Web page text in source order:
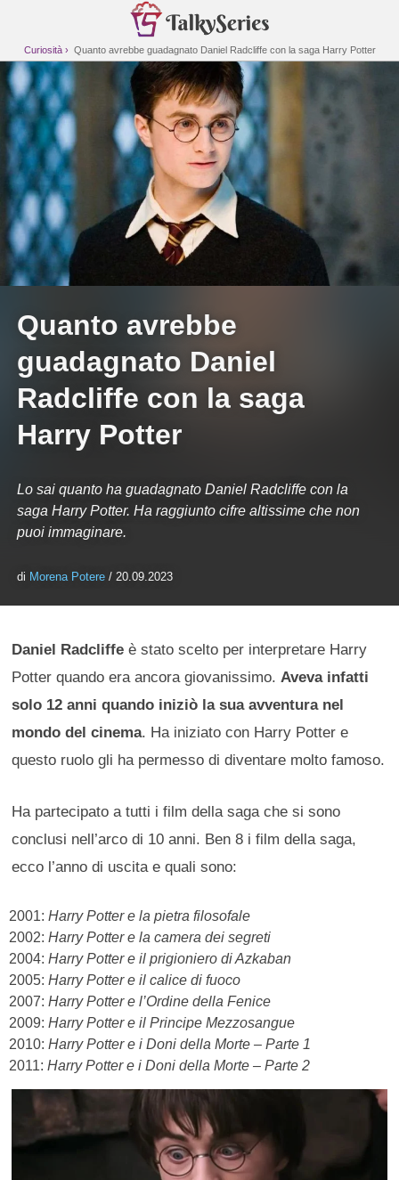
Curiosità Quanto avrebbe guadagnato Daniel Radcliffe con la saga Harry Potter
Quanto avrebbe
guadagnato Daniel
Radcliffe con la saga
Harry Potter
Lo sai quanto ha guadagnato Daniel Radcliffe con la
saga Harry Potter. Ha raggiunto cifre altissime che non
puoi immaginare.
di Morena Potere / 20.09.2023
Daniel Radcliffe è stato scelto per interpretare Harry
Potter quando era ancora giovanissimo. Aveva infatti
solo 12 anni quando iniziò la sua avventura nel
mondo del cinema. Ha iniziato con Harry Potter e
questo ruolo gli ha permesso di diventare molto famoso.
Ha partecipato a tutti i film della saga che si sono
conclusi nell’arco di 10 anni. Ben 8 i film della saga,
ecco l’anno di uscita e quali sono:
2001: Harry Potter e la pietra filosofale
2002: Harry Potter e la camera dei segreti
2004: Harry Potter e il prigioniero di Azkaban
2005: Harry Potter e il calice di fuoco
2007: Harry Potter e l’Ordine della Fenice
2009: Harry Potter e il Principe Mezzosangue
2010: Harry Potter e i Doni della Morte – Parte 1
2011: Harry Potter e i Doni della Morte – Parte 2